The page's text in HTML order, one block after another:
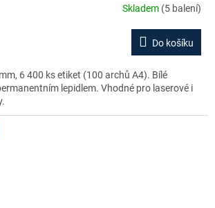
Skladem (5 balení)
Do košíku
6 400 ks etiket (100 archů A4). Bílé
lepidlem. Vhodné pro laserové i